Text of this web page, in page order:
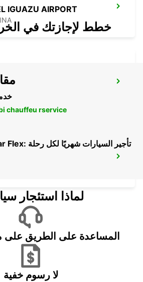
IGUAZU AIRPORT
خطط لإجازتك في
chauffeu rservice
Europcar Flex: تأجير السيارات شهريًا لكل رحلة
لماذا استئجار
المساعدة على الطريق على مدار 24
لا رسوم خفية